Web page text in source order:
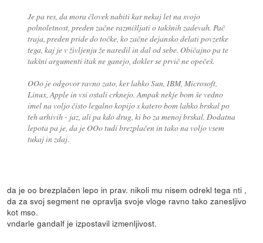
Je pa res, da mora človek nabiti kar nekaj let na svojo
polnoletnost, preden začne razmišljati o takšnih zadevah. Pač
traja, preden pride do točke, ko začne dejansko delati povzetke
tega, kaj je v življenju že naredil in dal od sebe. Običajno pa te
takšni argumenti itak ne ganejo, dokler se prvič ne opečeš.
OOo je odgovor ravno zato, ker lahko Sun, IBM, Microsoft,
Linux, Apple in vsi ostali crknejo. Ampak nekje bom še vedno
imel na voljo čisto legalno kopijo s katero bom lahko brskal po
teh arhivih - jaz, ali pa kdo drug, ki bo za menoj brskal. Dodatna
lepota pa je, da je OOo tudi brezplačen in tako na voljo vsem
tukaj in zdaj.
da je oo brezplačen lepo in prav. nikoli mu nisem odrekl tega nti ,
da za svoj segment ne opravlja svoje vloge ravno tako zanesljivo
kot mso.
vndarle gandalf je izpostavil izmenljivost.